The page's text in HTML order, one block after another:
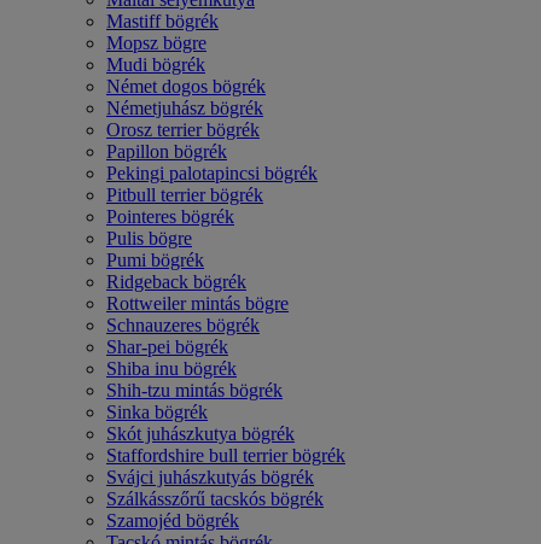
Mastiff bögrék
Mopsz bögre
Mudi bögrék
Német dogos bögrék
Németjuhász bögrék
Orosz terrier bögrék
Papillon bögrék
Pekingi palotapincsi bögrék
Pitbull terrier bögrék
Pointeres bögrék
Pulis bögre
Pumi bögrék
Ridgeback bögrék
Rottweiler mintás bögre
Schnauzeres bögrék
Shar-pei bögrék
Shiba inu bögrék
Shih-tzu mintás bögrék
Sinka bögrék
Skót juhászkutya bögrék
Staffordshire bull terrier bögrék
Svájci juhászkutyás bögrék
Szálkásszőrű tacskós bögrék
Szamojéd bögrék